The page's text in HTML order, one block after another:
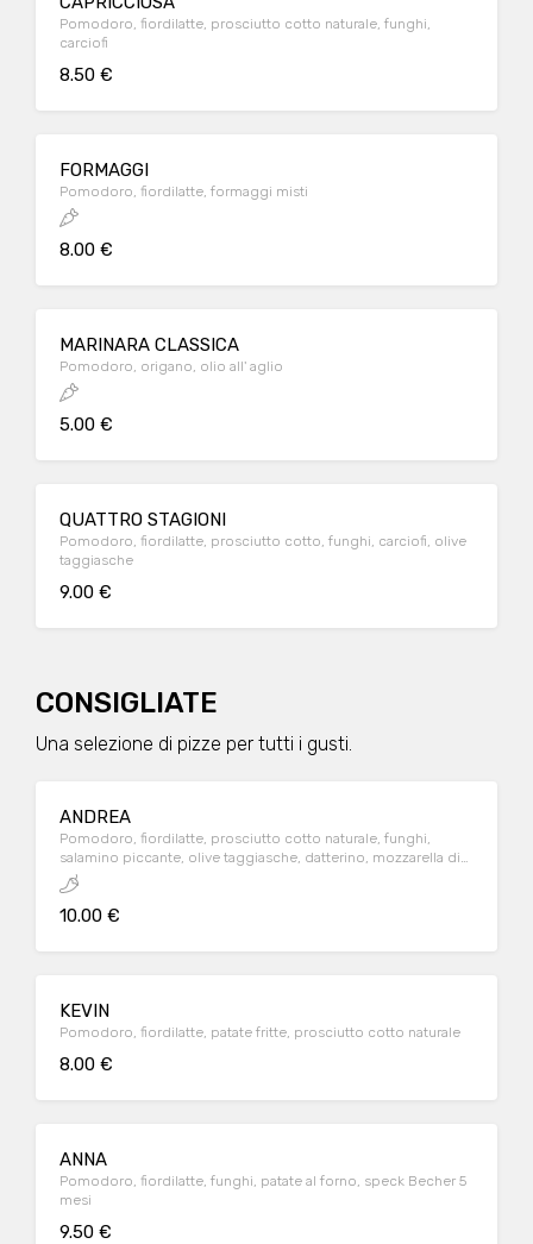
Pomodoro, fiordilatte, prosciutto cotto naturale, funghi,
carciofi
8.50 €
FORMAGGI
Pomodoro, fiordilatte, formaggi misti
8.00 €
MARINARA CLASSICA
Pomodoro, origano, olio all' aglio
5.00 €
QUATTRO STAGIONI
Pomodoro, fiordilatte, prosciutto cotto, funghi, carciofi, olive
taggiasche
9.00 €
CONSIGLIATE
Una selezione di pizze per tutti i gusti.
ANDREA
Pomodoro, fiordilatte, prosciutto cotto naturale, funghi,
salamino piccante, olive taggiasche, datterino, mozzarella di
bufala DOP
10.00 €
KEVIN
Pomodoro, fiordilatte, patate fritte, prosciutto cotto naturale
8.00 €
ANNA
Pomodoro, fiordilatte, funghi, patate al forno, speck Becher 5
mesi
9.50 €